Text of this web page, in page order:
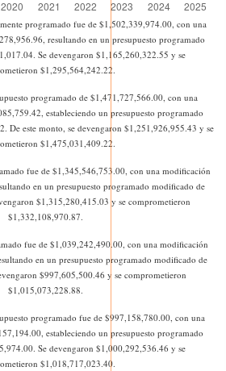
programado fue de $1,502,339,974.00, con una
resultando en un presupuesto programado
Se devengaron $1,165,260,322.55 y se
$1,295,564,242.22.
programado de $1,471,727,566.00, con una
estableciendo un presupuesto programado
De este monto, se devengaron $1,251,926,955.43 y se
$1,475,031,409.22.
fue de $1,345,546,753.00, con una modificación
en un presupuesto programado modificado de
$1,315,280,415.03 y se comprometieron
$1,332,108,970.87.
fue de $1,039,242,490.00, con una modificación
en un presupuesto programado modificado de
$997,605,500.46 y se comprometieron
$1,015,073,228.88.
programado fue de $997,158,780.00, con una
estableciendo un presupuesto programado
Se devengaron $1,000,292,536.46 y se
$1,018,717,023.40.